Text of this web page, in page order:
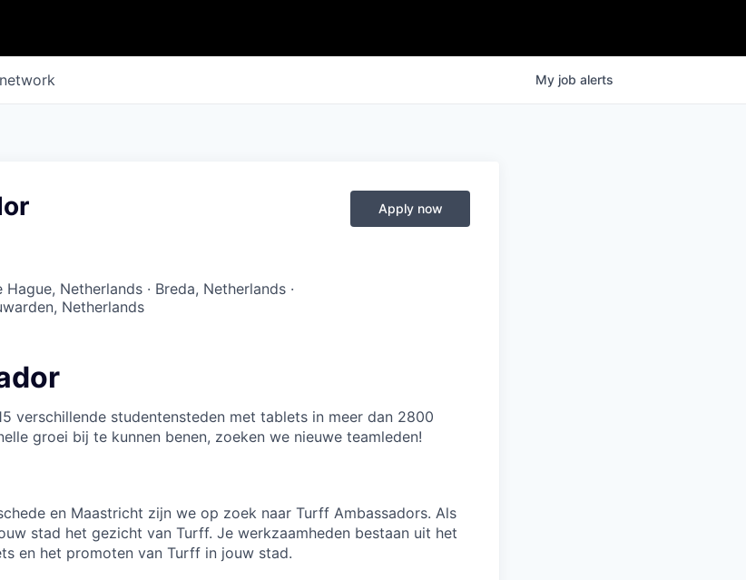
My job alerts
Netherlands · Breda, Netherlands ·
Netherlands
Apply now
verschillende studentensteden met tablets in meer dan 2800
groei bij te kunnen benen, zoeken we nieuwe teamleden!
en Maastricht zijn we op zoek naar Turff Ambassadors. Als
stad het gezicht van Turff. Je werkzaamheden bestaan uit het
en het promoten van Turff in jouw stad.